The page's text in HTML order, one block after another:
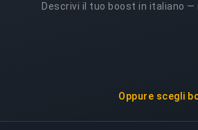
Descrivi il tuo boost in italiano
Oppure scegli